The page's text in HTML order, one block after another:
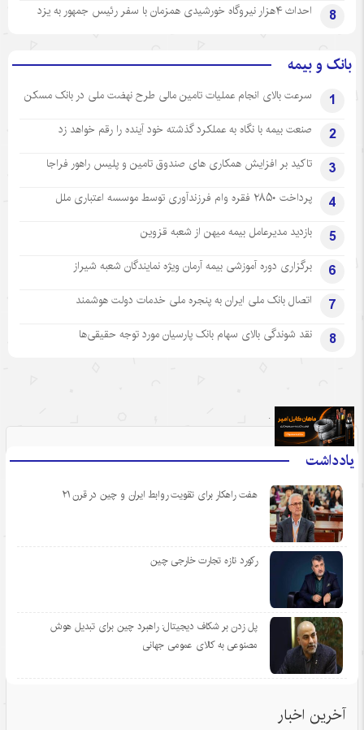
8 احداث ۴هزار نیروگاه خورشیدی همزمان با سفر رئیس جمهور به یزد
بانک و بیمه
1 سرعت بالای انجام عملیات تامین مالی طرح نهضت ملی در بانک مسکن
2 صنعت بیمه با نگاه به عملکرد گذشته خود آینده را رقم خواهد زد
3 تاکید بر افزایش همکاری های صندوق تامین و پلیس راهور فراجا
4 پرداخت ۲۸۵۰ فقره وام فرزندآوری توسط موسسه اعتباری ملل
5 بازدید مدیرعامل بیمه میهن از شعبه قزوین
6 برگزاری دوره آموزشی بیمه آرمان ویژه نمایندگان شعبه شیراز
7 اتصال بانک ملی ایران به پنجره ملی خدمات دولت هوشمند
8 نقد شوندگی بالای سهام بانک پارسیان مورد توجه حقیقی‌ها
یادداشت
هفت راهکار برای تقویت روابط ایران و چین در قرن ۲۱
رکورد تازه تجارت خارجی چین
پل زدن بر شکاف دیجیتال: راهبرد چین برای تبدیل هوش
مصنوعی به کالای عمومی جهانی
.
آخرین اخبار